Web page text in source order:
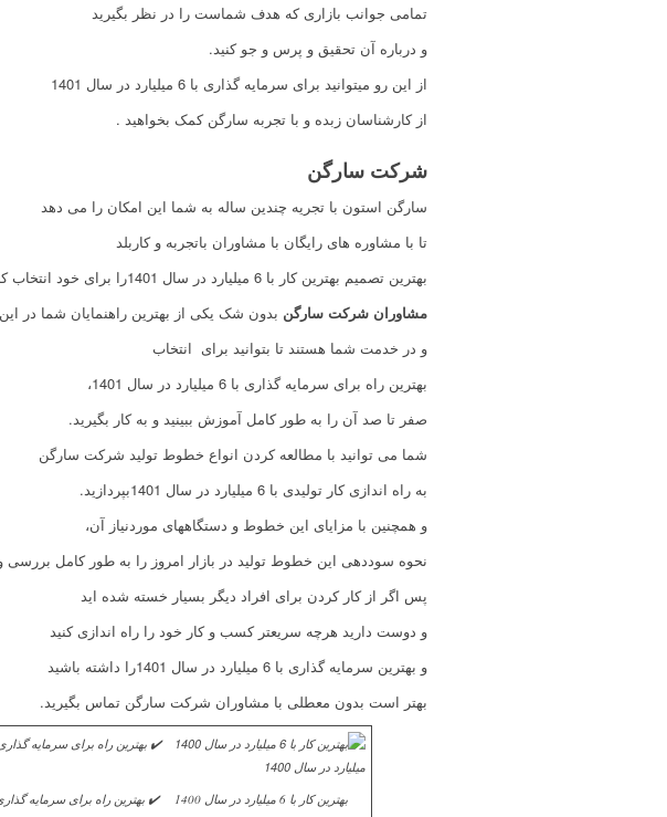
تمامی جوانب بازاری که هدف شماست را در نظر بگیرید
و ‌درباره آن تحقیق و پرس و جو کنید.
از این رو میتوانید برای سرمایه گذاری با 6 میلیارد در سال 1401
از کارشناسان زبده و با تجربه سارگن کمک بخواهید .
شرکت سارگن
سارگن استون با تجریه چندین ساله به شما این امکان را می دهد
تا با مشاوره های رایگان با مشاوران باتجربه و کاربلد
بهترین تصمیم بهترین کار با 6 میلیارد در سال 1401را برای خود انتخاب کنید.
مشاوران شرکت سارگن بدون شک یکی از بهترین راهنمایان شما در
و در خدمت شما هستند تا بتوانید برای انتخاب
بهترین راه برای سرمایه گذاری با 6 میلیارد در سال 1401،
صفر تا صد آن را به طور کامل آموزش ببینید و به کار بگیرید.
شما می توانید با مطالعه کردن انواع خطوط تولید شرکت سارگن
به راه اندازی کار تولیدی با 6 میلیارد در سال 1401بپردازید.
و همچنین با مزایای این خطوط و دستگاههای موردنیاز آن،
نحوه سوددهی این خطوط تولید در بازار امروز را به طور کامل بررسی
پس اگر از کار کردن برای افراد دیگر بسیار خسته شده اید
و دوست دارید هرچه سریعتر کسب و کار خود را راه اندازی کنید
و بهترین سرمایه گذاری با 6 میلیارد در سال 1401را داشته باشید
بهتر است بدون معطلی با مشاوران شرکت سارگن تماس بگیرید.